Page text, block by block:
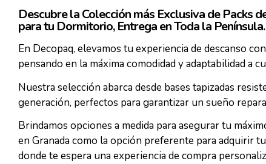
Descubre la Colección más Exclusiva de Packs
para tu Dormitorio, Entrega en Toda la Península.
En Decopaq, elevamos tu experiencia de descanso
pensando en la máxima comodidad y adaptabilidad a
Nuestra selección abarca desde bases tapizadas
generación, perfectos para garantizar un sueño
Brindamos opciones a medida para asegurar tu
en Granada como la opción preferente para adquirir
donde te espera una experiencia de compra